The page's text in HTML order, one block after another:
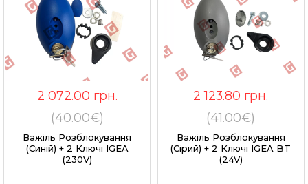
2 072.00 грн.
(40.00€)
Важіль Розблокування
(синій) + 2 Ключі IGEA
(230V)
2 123.80 грн.
(41.00€)
Важіль Розблокування
(сірий) + 2 Ключі IGEA BT
(24V)